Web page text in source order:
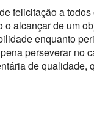
felicitação a
alcançar de um
enquanto
perseverar no
de qualidade,